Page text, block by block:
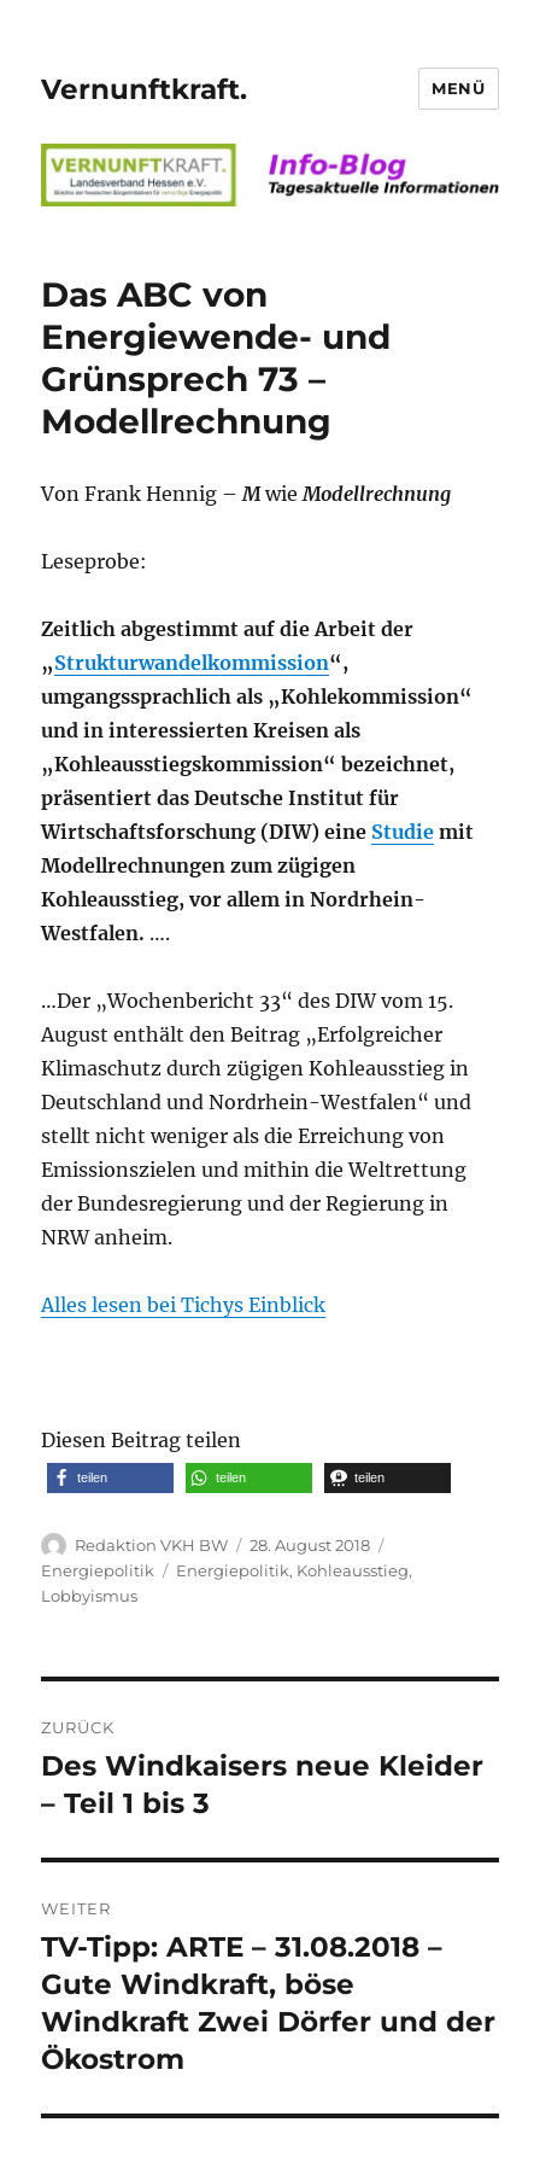
Vernunftkraft. MENÜ
Das ABC von
Energiewende- und
Grünsprech 73 –
Modellrechnung
Von Frank Hennig – Mwie Modellrechnung
Leseprobe:
Zeitlich abgestimmt auf die Arbeit der
„Strukturwandelkommission“,
umgangssprachlich als „Kohlekommission“
und in interessierten Kreisen als
„Kohleausstiegskommission“ bezeichnet,
präsentiert das Deutsche Institut für
Wirtschaftsforschung (DIW) eine Studie mit
Modellrechnungen zum zügigen
Kohleausstieg, vor allem in Nordrhein-
Westfalen. ….
…Der „Wochenbericht 33“ des DIW vom 15.
August enthält den Beitrag „Erfolgreicher
Klimaschutz durch zügigen Kohleausstieg in
Deutschland und Nordrhein-Westfalen“ und
stellt nicht weniger als die Erreichung von
Emissionszielen und mithin die Weltrettung
der Bundesregierung und der Regierung in
NRW anheim.
Alles lesen bei Tichys Einblick
Diesen Beitrag teilen
teilen teilen teilen
Autor
Redaktion VKH BW
Veröffentlicht
am
28. August 2018
Energiepolitik
Schlagwörter
Energiepolitik, Kohleausstieg,
Lobbyismus
ZURÜCK
Vorheriger
Beitrag:
Des Windkaisers neue Kleider
– Teil 1 bis 3
WEITER
Nächster
Beitrag:
TV-Tipp: ARTE – 31.08.2018 –
Gute Windkraft, böse
Windkraft Zwei Dörfer und der
Ökostrom